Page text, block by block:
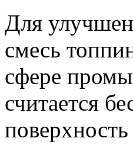
Для
смесь
сфере
считается